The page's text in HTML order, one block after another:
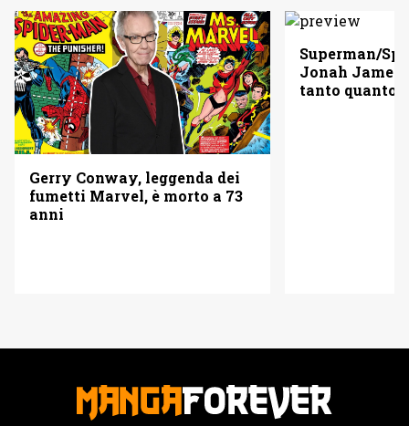
Gerry Conway, leggenda dei
fumetti Marvel, è morto a 73
anni
Superman/
Jonah
tanto quanto